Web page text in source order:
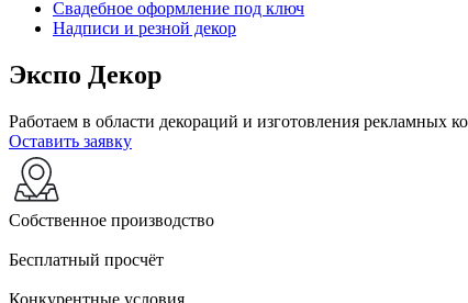
Свадебное оформление под ключ
Надписи и резной декор
Экспо Декор
Работаем в области декораций и изготовления рекламных
Оставить заявку
Собственное производство
Бесплатный просчёт
Конкурентные условия